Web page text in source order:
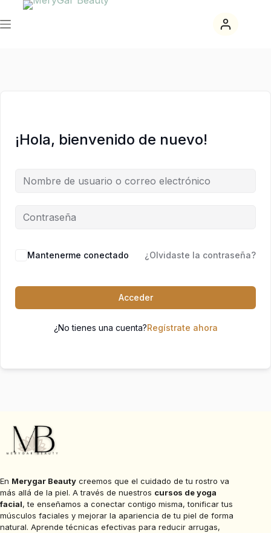
Saltar
al
Saltar
al
¡Hola, bienvenido de nuevo!
Mantenerme conectado ¿Olvidaste la contraseña?
Acceder
¿No tienes una cuenta?Regístrate ahora
En Merygar Beauty creemos que el cuidado de tu rostro va
más allá de la piel. A través de nuestros cursos de yoga
facial, te enseñamos a conectar contigo misma, tonificar tus
músculos faciales y mejorar la apariencia de tu piel de forma
natural. Aprende técnicas efectivas para reducir arrugas,